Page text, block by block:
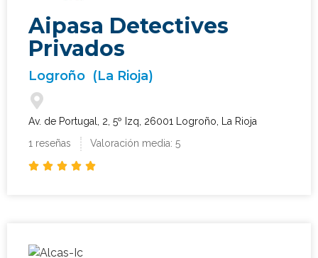
Aipasa Detectives
Privados
Logroño (La Rioja)
Av. de Portugal, 2, 5º Izq, 26001 Logroño, La Rioja
1 reseñas
Valoración media: 5
    